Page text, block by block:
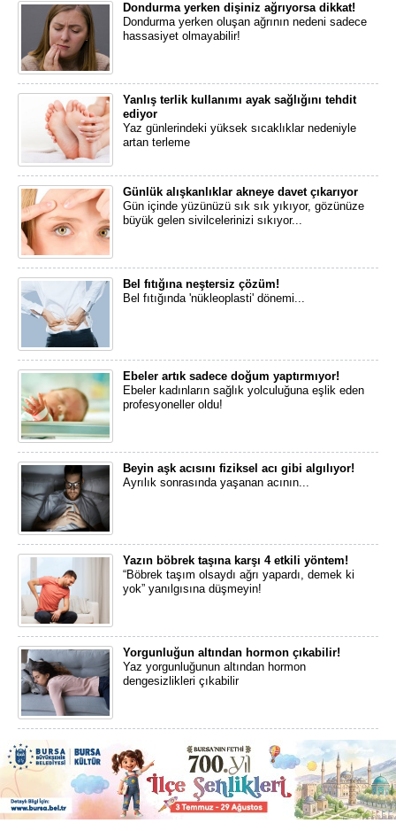
Dondurma yerken dişiniz ağrıyorsa dikkat!
Dondurma yerken oluşan ağrının nedeni sadece
hassasiyet olmayabilir!
Yanlış terlik kullanımı ayak sağlığını tehdit
ediyor
Yaz günlerindeki yüksek sıcaklıklar nedeniyle
artan terleme
Günlük alışkanlıklar akneye davet çıkarıyor
Gün içinde yüzünüzü sık sık yıkıyor, gözünüze
büyük gelen sivilcelerinizi sıkıyor...
Bel fıtığına neştersiz çözüm!
Bel fıtığında 'nükleoplasti' dönemi...
Ebeler artık sadece doğum yaptırmıyor!
Ebeler kadınların sağlık yolculuğuna eşlik eden
profesyoneller oldu!
Beyin aşk acısını fiziksel acı gibi algılıyor!
Ayrılık sonrasında yaşanan acının...
Yazın böbrek taşına karşı 4 etkili yöntem!
“Böbrek taşım olsaydı ağrı yapardı, demek ki
yok” yanılgısına düşmeyin!
Yorgunluğun altından hormon çıkabilir!
Yaz yorgunluğunun altından hormon
dengesizlikleri çıkabilir